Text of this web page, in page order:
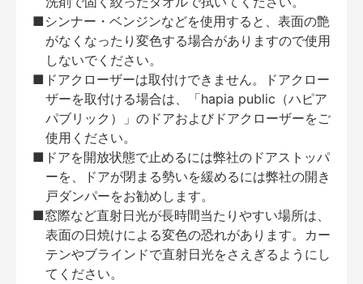
■シンナー・ベンジンなどを使用すると、表面の艶
がなくなったり変色する場合がありますので使用
しないでください。
■ドアクローザーは取付けできません。ドアクロー
ザーを取付ける場合は、「hapia public（ハピア
パブリック）」のドアおよびドアクローザーをご
使用ください。
■ドアを開放状態で止めるには弊社のドアストッパ
ーを、ドアが閉まる勢いを緩めるには弊社の開き
戸ダンパーをお勧めします。
■窓際など直射日光が長時間当たりやすい場所は、
表面の日焼けによる変色の恐れがあります。カー
テンやブラインドで直射日光をさえぎるようにし
てください。